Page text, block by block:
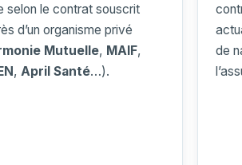
selon le contrat souscrit
d’un organisme privé
Mutuelle, MAIF,
,April Santé…).
de